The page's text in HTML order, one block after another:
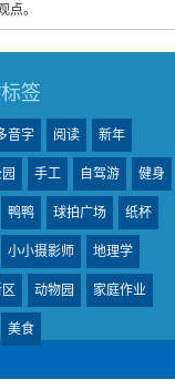
。
签
音字 阅读 新年
手工 自驾游 健身
鸭鸭 球拍广场 纸杯
小小摄影师 地理学
动物园 家庭作业
美食